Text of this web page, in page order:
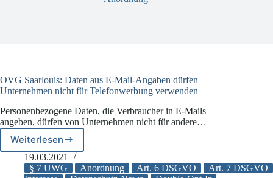
OVG Saarlouis: Daten aus E-Mail-Angaben dürfen
Unternehmen nicht für Telefonwerbung verwenden
Personenbezogene Daten, die Verbraucher in E-Mails
angeben, dürfen von Unternehmen nicht für andere…
Weiterlesen
OVG
Saarlouis:
Daten
19.03.2021
§ 7 UWG
Anordnung Art. 6 DSGVO
Art. 7 DSGVO